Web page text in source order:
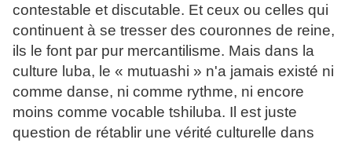
contestable et discutable. Et ceux ou celles qui
continuent à se tresser des couronnes de reine,
ils le font par pur mercantilisme. Mais dans la
culture luba, le « mutuashi » n'a jamais existé ni
comme danse, ni comme rythme, ni encore
moins comme vocable tshiluba. Il est juste
question de rétablir une vérité culturelle dans